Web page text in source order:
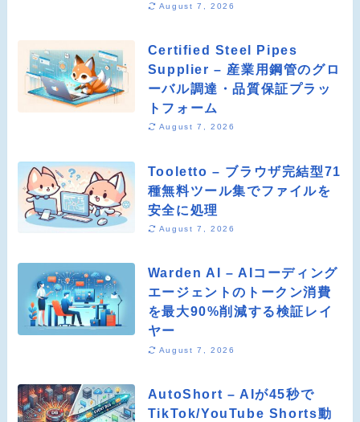
August 7, 2026
Certified Steel Pipes
Supplier – 産業用鋼管のグロ
ーバル調達・品質保証プラッ
トフォーム
August 7, 2026
Tooletto – ブラウザ完結型71
種無料ツール集でファイルを
安全に処理
August 7, 2026
Warden AI – AIコーディング
エージェントのトークン消費
を最大90%削減する検証レイ
ヤー
August 7, 2026
AutoShort – AIが45秒で
TikTok/YouTube Shorts動